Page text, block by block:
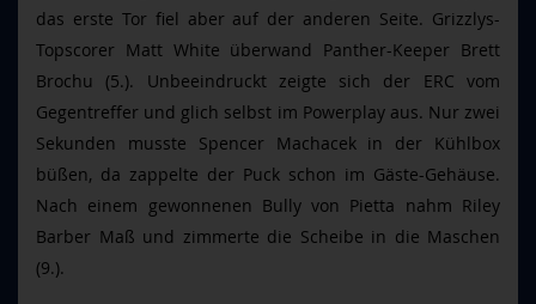
das erste Tor fiel aber auf der anderen Seite. Grizzlys-
Topscorer Matt White überwand Panther-Keeper Brett
Brochu (5.). Unbeeindruckt zeigte sich der ERC vom
Gegentreffer und glich selbst im Powerplay aus. Nur zwei
Sekunden musste Spencer Machacek in der Kühlbox
büßen, da zappelte der Puck schon im Gäste-Gehäuse.
Nach einem gewonnenen Bully von Pietta nahm Riley
Barber Maß und zimmerte die Scheibe in die Maschen
(9.).